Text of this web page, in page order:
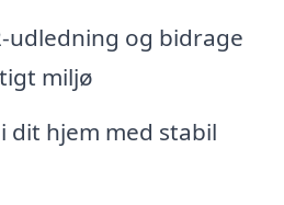
udledning og bidrage
miljø
hjem med stabil